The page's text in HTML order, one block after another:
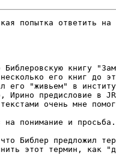
попытка ответить на
Библеровскую книгу
его книг до
его "живьем" в
предисловие в
очень мне
на понимание и
Библер предложил
этот термин, как